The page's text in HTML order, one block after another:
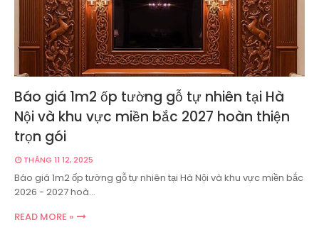
Báo giá 1m2 ốp tường gỗ tự nhiên tại Hà
Nội và khu vực miền bắc 2027 hoàn thiện
trọn gói
THÁNG 11 12, 2025
Báo giá 1m2 ốp tường gỗ tự nhiên tại Hà Nội và khu vực miền bắc
2026 - 2027 hoà…
READ MORE »